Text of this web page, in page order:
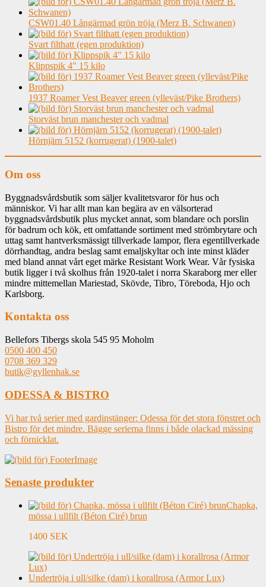
CSW01.40 Långärmad grön tröja (Merz B. Schwanen)
Svart filthatt (egen produktion)
Klippspik 4" 15 kilo
1937 Roamer Vest Beaver green (ylleväst/Pike Brothers)
Storväst brun manchester och vadmal
Hörnjärn 5152 (korrugerat) (1900-talet)
Om oss
Byggnadsvårdsbutik som säljer kvalitetsvaror för hus och
människor. Vi har allt man kan begära av en välsorterad
byggnadsvårdsbutik plus mycket annat, som blandare och porslin
för badrum och kök, ett omfattande sortiment med strömbrytare och
uttag samt hantverksmässigt tillverkade lampor, flera egentillverkade
dörrhandtag, andra beslag samt emaljskyltar och inte minst kläder
med bland annat vårt eget märke Resistant Work Wear. Vår fysiska
butik ligger i två skolhus från 1920-talet i norra Skaraborg mer eller
mindre mittemellan Mariestad, Skövde, Tibro, Töreboda, Hjo och
Karlsborg.
Kontakta oss
Bellefors Tibergs skola 545 95 Moholm
0500 400 450
0708 369 329
butik@gyllenhak.se
ODESSA & BISTRO
Vi har två serier med gardinstänger: Odessa för det stora fönstret och
Bistro för det mindre. Bägge serierna finns i både olackad mässing
och förnicklat.
Senaste produkter
Chapka,
mössa i ullfilt (Béton Ciré) brun
1400 SEK
Undertröja i ull/silke (dam) i korallrosa (Armor Lux)